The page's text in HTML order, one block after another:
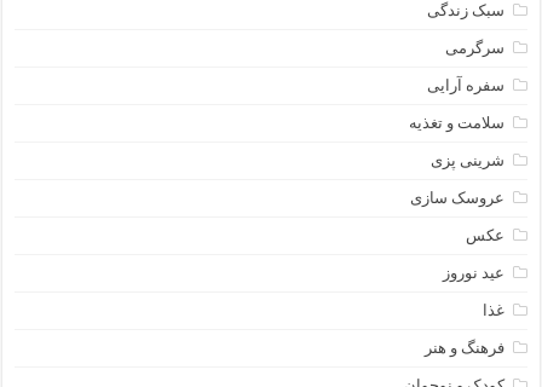
سبک زندگی
سرگرمی
سفره آرایی
سلامت و تغذیه
شرینی پزی
عروسک سازی
عکس
عید نوروز
غذا
فرهنگ و هنر